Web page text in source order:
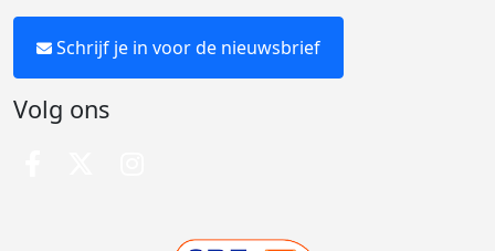
Schrijf je in voor de nieuwsbrief
Volg ons